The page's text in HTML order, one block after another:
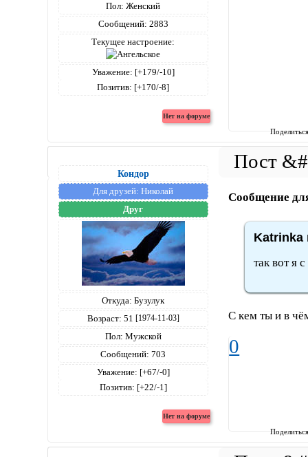
Пол: Женский
Сообщений: 2883
Текущее настроение:
Уважение: [+179/-10]
Позитив: [+170/-8]
Кондор
Для друзей: Николай
Друг
Откуда: Бузулук
Возраст: 51 [1974-11-03]
Пол: Мужской
Сообщений: 703
Уважение: [+67/-0]
Позитив: [+22/-1]
Сообщение
Katrinka
так вот я
С кем ты и в
0